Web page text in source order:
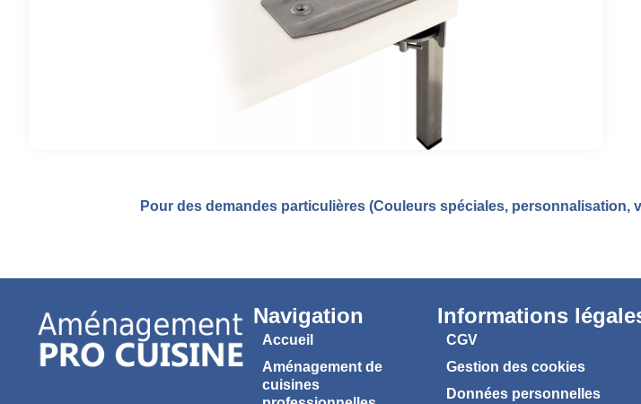
Pour des demandes particulières (Couleurs spéciales,
Navigation
Accueil
Aménagement de
cuisines
Informations
CGV
Gestion des cookies
Données personnelles